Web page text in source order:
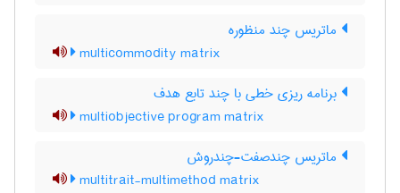
ماتریس چند منظوره
multicommodity matrix
برنامه ریزی خطی با چند تابع هدف
multiobjective program matrix
ماتریس چندصفت-چندروش
multitrait-multimethod matrix